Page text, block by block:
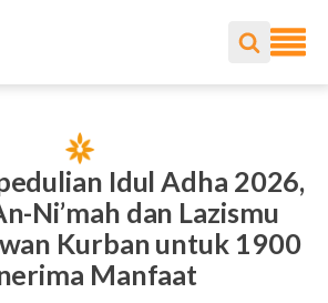
Idul Adha 2026,
Ni’mah dan Lazismu
Kurban untuk 1900
Manfaat